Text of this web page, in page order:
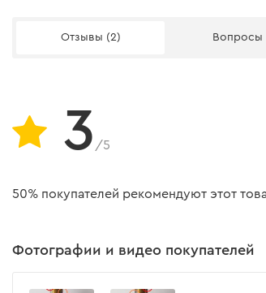
Отзывы (2) Вопросы
3 /5
50% покупателей рекомендуют этот
Фотографии и видео покупателей